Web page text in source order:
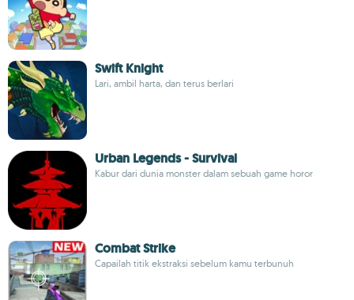
Swift Knight
Lari, ambil harta, dan terus berlari
Urban Legends - Survival
Kabur dari dunia monster dalam sebuah game horor
Combat Strike
Capailah titik ekstraksi sebelum kamu terbunuh